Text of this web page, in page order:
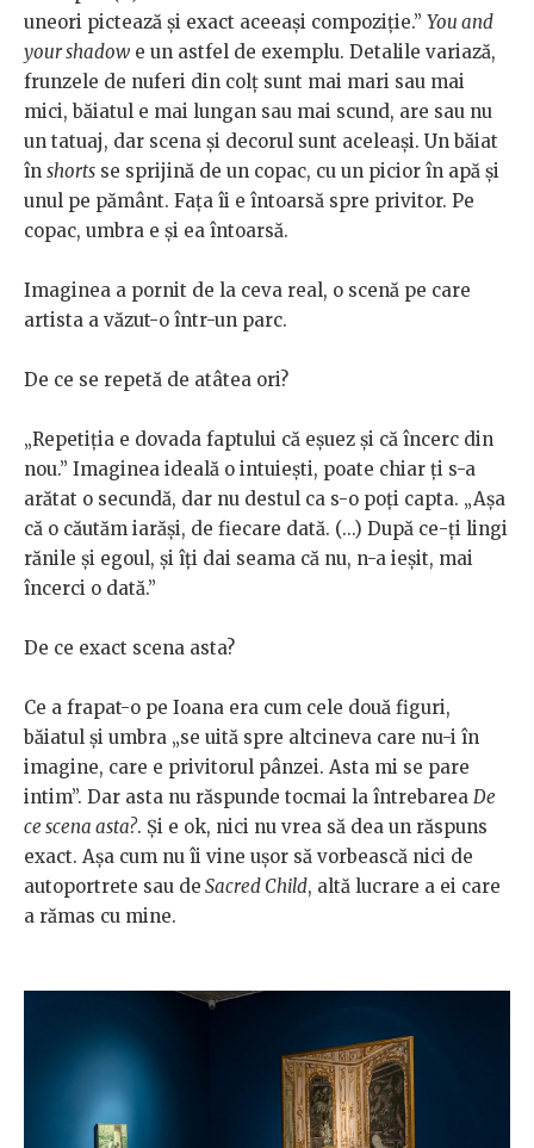
uneori pictează și exact aceeași compoziție.” You and
your shadow e un astfel de exemplu. Detalile variază,
frunzele de nuferi din colț sunt mai mari sau mai
mici, băiatul e mai lungan sau mai scund, are sau nu
un tatuaj, dar scena și decorul sunt aceleași. Un băiat
în shorts se sprijină de un copac, cu un picior în apă și
unul pe pământ. Fața îi e întoarsă spre privitor. Pe
copac, umbra e și ea întoarsă.
Imaginea a pornit de la ceva real, o scenă pe care
artista a văzut-o într-un parc.
De ce se repetă de atâtea ori?
„Repetiția e dovada faptului că eșuez și că încerc din
nou.” Imaginea ideală o intuiești, poate chiar ți s-a
arătat o secundă, dar nu destul ca s-o poți capta. „Așa
că o căutăm iarăși, de fiecare dată. (...) După ce-ți lingi
rănile și egoul, și îți dai seama că nu, n-a ieșit, mai
încerci o dată.”
De ce exact scena asta?
Ce a frapat-o pe Ioana era cum cele două figuri,
băiatul și umbra „se uită spre altcineva care nu-i în
imagine, care e privitorul pânzei. Asta mi se pare
intim”. Dar asta nu răspunde tocmai la întrebarea De
ce scena asta?. Și e ok, nici nu vrea să dea un răspuns
exact. Așa cum nu îi vine ușor să vorbească nici de
autoportrete sau de Sacred Child, altă lucrare a ei care
a rămas cu mine.